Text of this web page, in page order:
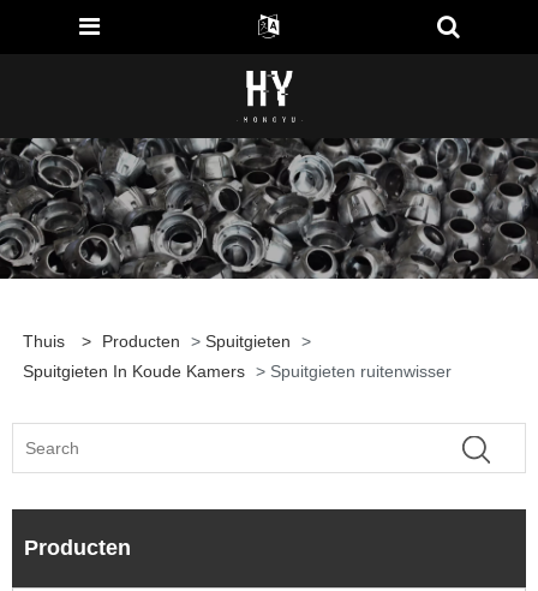
Thuis > Producten > Spuitgieten
>
Spuitgieten In Koude Kamers > Spuitgieten ruitenwisser
Producten